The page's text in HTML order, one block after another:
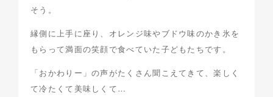
そう。
縁側に上手に座り、オレンジ味やブドウ味のかき氷を
もらって満面の笑顔で食べていた子どもたちです。
「おかわりー」の声がたくさん聞こえてきて、楽しく
て冷たくて美味しくて…